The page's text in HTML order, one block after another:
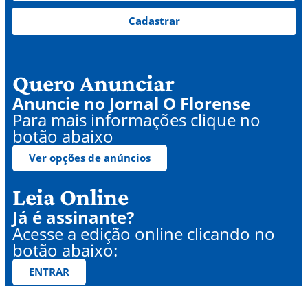
Cadastrar
Quero Anunciar
Anuncie no Jornal O Florense
Para mais informações clique no
botão abaixo
Ver opções de anúncios
Leia Online
Já é assinante?
Acesse a edição online clicando no
botão abaixo:
ENTRAR